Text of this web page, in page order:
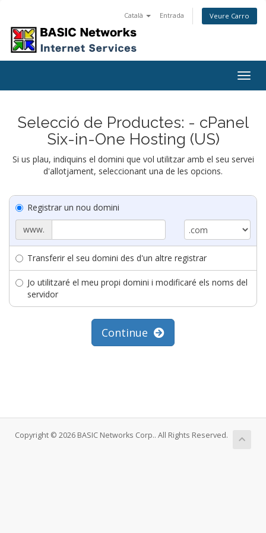
Català Entrada Veure Carro
Selecció de Productes: - cPanel
Six-in-One Hosting (US)
Si us plau, indiquins el domini que vol utilitzar amb el seu servei
d'allotjament, seleccionant una de les opcions.
Registrar un nou domini
www.
Transferir el seu domini des d'un altre registrar
Jo utilitzaré el meu propi domini i modificaré els noms del
servidor
Continue
Copyright © 2026 BASIC Networks Corp.. All Rights Reserved.